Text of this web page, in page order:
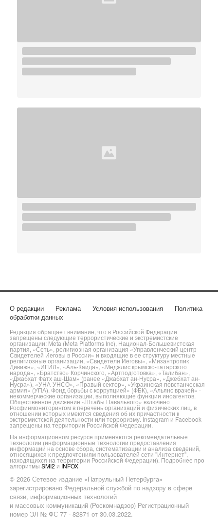
О редакции Реклама Условия использования
Политика
обработки данных
Редакция обращает внимание, что в Российской Федерации
запрещены следующие террористические и экстремистские
организации: Meta (Meta Platforms Inc), Национал-Большевистская
партия, «Сеть», религиозная организация «Управленческий центр
Свидетелей Иеговы в России» и входящие в ее структуру местные
религиозные организации, «Свидетели Иеговы», «Мизантропик
Дивижн», «ИГИЛ», «Аль-Каида», «Меджлис крымско-татарского
народа», «Братство» Корчинского, «Артподготовка», «Талибан»,
«Джабхат Фатх аш-Шам» (ранее «Джабхат ан-Нусра», «Джебхат ан-
Нусра»), «УНА-УНСО», «Правый сектор», «Украинская повстанческая
армия» (УПА). Фонд борьбы с коррупцией» (ФБК), «Альянс врачей» -
некоммерческие организации, выполняющие функции иноагентов.
Общественное движение «Штабы Навального» включено
Росфинмониторингом в перечень организаций и физических лиц, в
отношении которых имеются сведения об их причастности к
экстремистской деятельности или терроризму. Instagram и Facebook
запрещены на территории Российской Федерации.
На информационном ресурсе применяются рекомендательные
технологии (информационные технологии предоставления
информации на основе сбора, систематизации и анализа сведений,
относящихся к предпочтениям пользователей сети "Интернет",
находящихся на территории Российской Федерации). Подробнее про
алгоритмы SMI2 и INFOX
© 2026 Сетевое издание «Патрульный Петербурга»
зарегистрировано Федеральной службой по надзору в сфере
связи, информационных технологий
и массовых коммуникаций (Роскомнадзор) Регистрационный
номер ЭЛ № ФС 77 - 82871 от 30.03.2022.